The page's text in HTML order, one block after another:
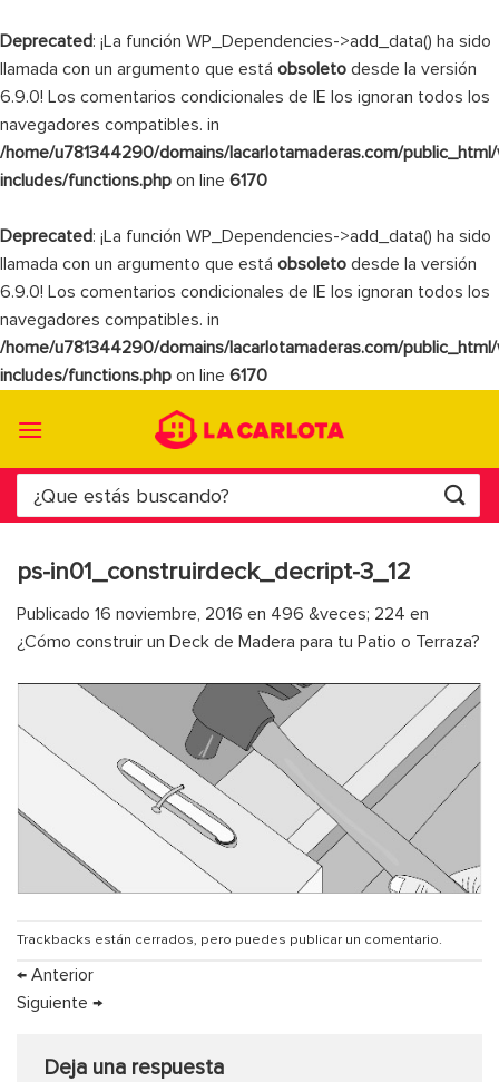
Deprecated: ¡La función WP_Dependencies->add_data() ha sido
llamada con un argumento que está obsoleto desde la versión
6.9.0! Los comentarios condicionales de IE los ignoran todos los
navegadores compatibles. in
/home/u781344290/domains/lacarlotamaderas.com/
includes/functions.php on line 6170
Deprecated: ¡La función WP_Dependencies->add_data() ha sido
llamada con un argumento que está obsoleto desde la versión
6.9.0! Los comentarios condicionales de IE los ignoran todos los
navegadores compatibles. in
/home/u781344290/domains/lacarlotamaderas.com/
includes/functions.php on line 6170
Buscar
por:
ps-in01_construirdeck_decript-3_12
Publicado 16 noviembre, 2016 en 496 &veces; 224 en
¿Cómo construir un Deck de Madera para tu Patio o Terraza?
Trackbacks están cerrados, pero puedes publicar un comentario.
← Anterior
Siguiente →
Deja una respuesta